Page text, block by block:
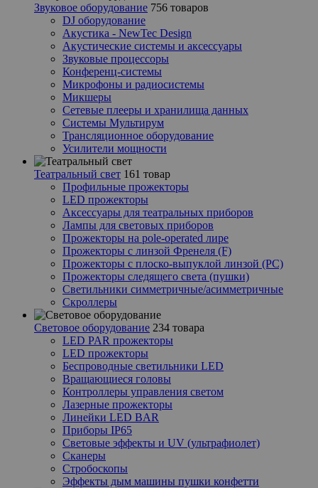
Звуковое оборудование 756 товаров
DJ оборудование
Акустика - NewTec Design
Акустические системы и аксессуары
Звуковые процессоры
Конференц-системы
Микрофоны и радиосистемы
Микшеры
Сетевые плееры и хранилища данных
Системы Мультирум
Трансляционное оборудование
Усилители мощности
Театральный свет 161 товар
Профильные прожекторы
LED прожекторы
Аксессуары для театральных приборов
Лампы для световых приборов
Прожекторы на pole-operated лире
Прожекторы с линзой Френеля (F)
Прожекторы с плоско-выпуклой линзой (PC)
Прожекторы следящего света (пушки)
Светильники симметричные/асимметричные
Скроллеры
Световое оборудование 234 товара
LED PAR прожекторы
LED прожекторы
Беспроводные светильники LED
Вращающиеся головы
Контроллеры управления светом
Лазерные прожекторы
Линейки LED BAR
Приборы IP65
Световые эффекты и UV (ультрафиолет)
Сканеры
Стробоскопы
Эффекты дым машины пушки конфетти